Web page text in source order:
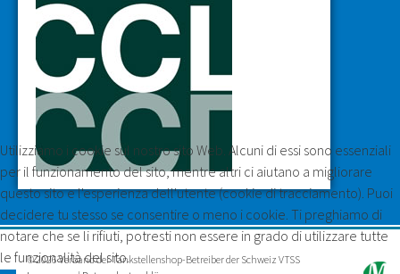
© 2026 Verband der Tankstellenshop-Betreiber der Schweiz VTSS
Utilizziamo i cookie sul nostro sito Web. Alcuni di essi sono essenziali
per il funzionamento del sito, mentre altri ci aiutano a migliorare
questo sito e l'esperienza dell'utente (cookie di tracciamento). Puoi
decidere tu stesso se consentire o meno i cookie. Ti preghiamo di
notare che se li rifiuti, potresti non essere in grado di utilizzare tutte
le funzionalità del sito.